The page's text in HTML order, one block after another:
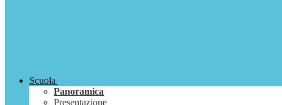
Scuola
Panoramica
Presentazione